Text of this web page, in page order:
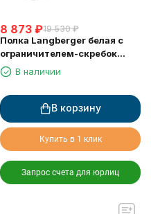
8 873 ₽19 530 ₽
Полка Langberger белая с
ограничителем-скребок
73351-WH
В наличии
В корзину
Купить в 1 клик
Запрос счета для юрлиц